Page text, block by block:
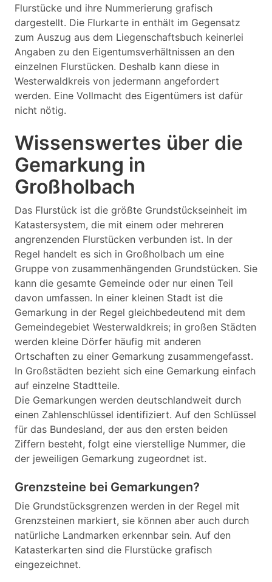
Flurstücke und ihre Nummerierung grafisch
dargestellt. Die Flurkarte in enthält im Gegensatz
zum Auszug aus dem Liegenschaftsbuch keinerlei
Angaben zu den Eigentumsverhältnissen an den
einzelnen Flurstücken. Deshalb kann diese in
Westerwaldkreis von jedermann angefordert
werden. Eine Vollmacht des Eigentümers ist dafür
nicht nötig.
Wissenswertes über die
Gemarkung in
Großholbach
Das Flurstück ist die größte Grundstückseinheit im
Katastersystem, die mit einem oder mehreren
angrenzenden Flurstücken verbunden ist. In der
Regel handelt es sich in Großholbach um eine
Gruppe von zusammenhängenden Grundstücken. Sie
kann die gesamte Gemeinde oder nur einen Teil
davon umfassen. In einer kleinen Stadt ist die
Gemarkung in der Regel gleichbedeutend mit dem
Gemeindegebiet Westerwaldkreis; in großen Städten
werden kleine Dörfer häufig mit anderen
Ortschaften zu einer Gemarkung zusammengefasst.
In Großstädten bezieht sich eine Gemarkung einfach
auf einzelne Stadtteile.
Die Gemarkungen werden deutschlandweit durch
einen Zahlenschlüssel identifiziert. Auf den Schlüssel
für das Bundesland, der aus den ersten beiden
Ziffern besteht, folgt eine vierstellige Nummer, die
der jeweiligen Gemarkung zugeordnet ist.
Grenzsteine bei Gemarkungen?
Die Grundstücksgrenzen werden in der Regel mit
Grenzsteinen markiert, sie können aber auch durch
natürliche Landmarken erkennbar sein. Auf den
Katasterkarten sind die Flurstücke grafisch
eingezeichnet.